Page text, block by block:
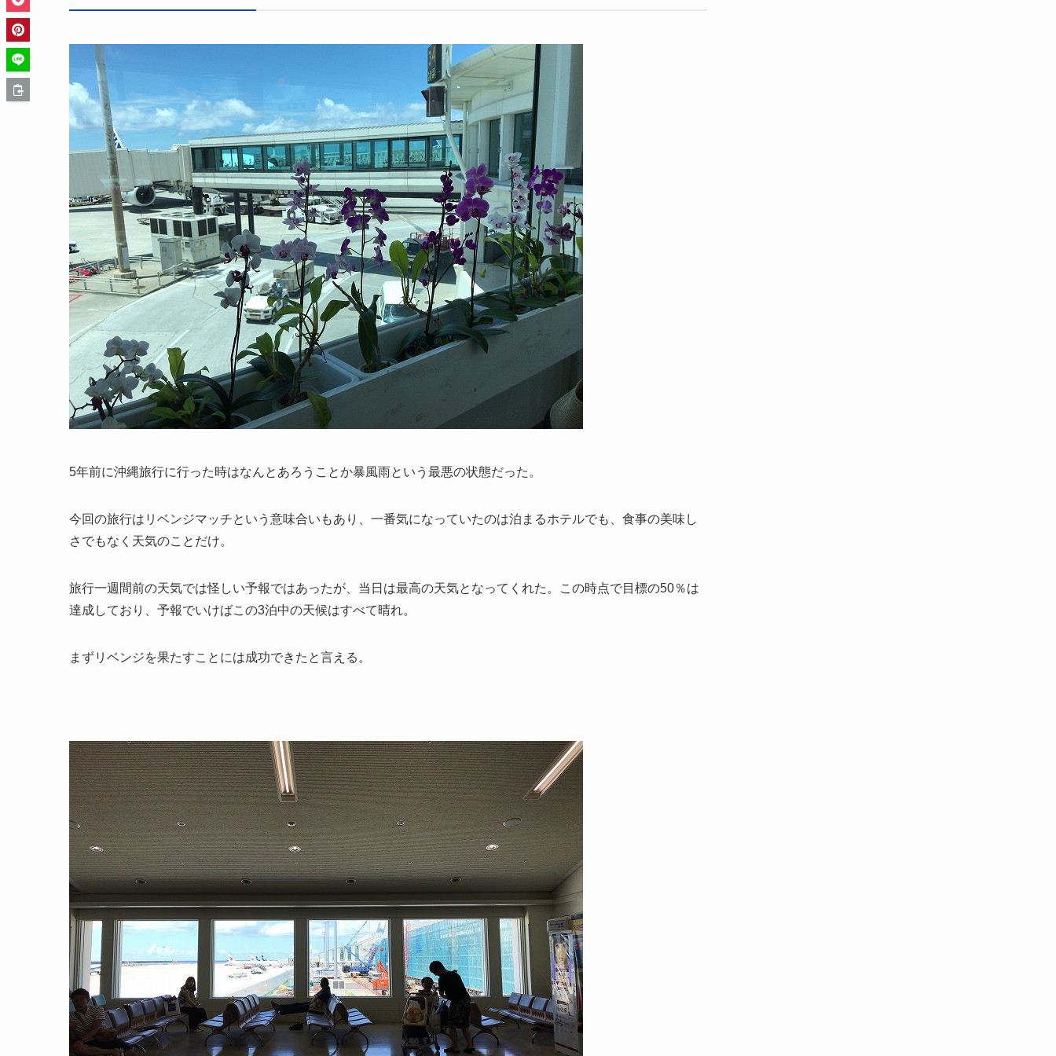
5年前に沖縄旅行に行った時はなんとあろうことか暴風雨という最悪の状態だった。
今回の旅行はリベンジマッチという意味合いもあり、一番気になっていたのは泊まるホテルでも、食事の美味し
さでもなく天気のことだけ。
旅行一週間前の天気では怪しい予報ではあったが、当日は最高の天気となってくれた。この時点で目標の50％は
達成しており、予報でいけばこの3泊中の天候はすべて晴れ。
まずリベンジを果たすことには成功できたと言える。